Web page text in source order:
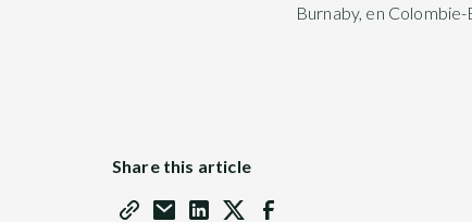
Burnaby, en
Share this article